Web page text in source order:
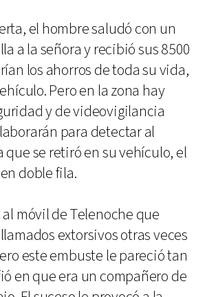
el hombre saludó con un
a la señora y recibió sus 8500
los ahorros de toda su vida,
Pero en la zona hay
y de videovigilancia
para detectar al
se retiró en su vehículo, el
doble fila.
móvil de Telenoche que
extorsivos otras veces
este embuste le pareció tan
en que era un compañero de